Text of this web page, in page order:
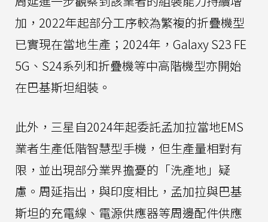
加，2022年起部分工序較為繁複的折疊機型
已實現在當地生產；2024年，Galaxy S23 FE
5G、S24系列和折疊機等中高階機型亦開始
在巴基斯坦組裝。
此外，三星自2024年起委託孟加拉當地EMS
業者生產低階智慧型手機，但生產量相對有
限，並出現部分業界擔憂的「洗產地」疑
慮。周延指出，與印度相比，孟加拉與巴基
斯坦的充電線、電源供應器等周邊配件供應